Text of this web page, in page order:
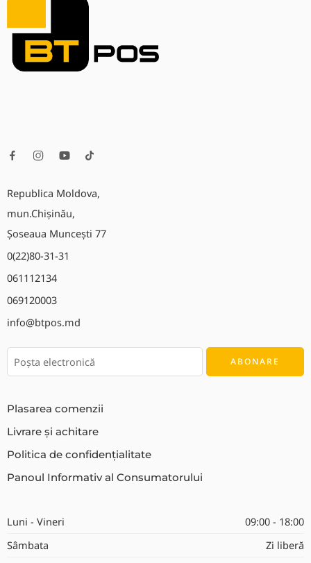
Republica Moldova,
mun.Chișinău,
Șoseaua Muncești 77
0(22)80-31-31
061112134
069120003
info@btpos.md
Plasarea comenzii
Livrare și achitare
Politica de confidențialitate
Panoul Informativ al Consumatorului
Luni - Vineri
09:00 - 18:00
Sâmbata
Zi liberă